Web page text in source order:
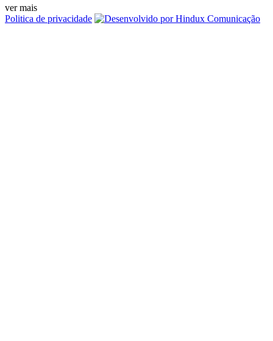
ver mais
Politica de privacidade